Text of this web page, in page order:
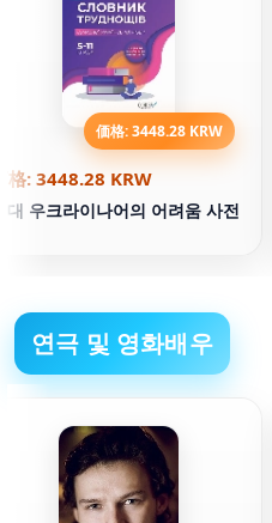
価格: 3448.28 KRW
格: 3448.28 KRW
대 우크라이나어의 어려움 사전
연극 및 영화배우